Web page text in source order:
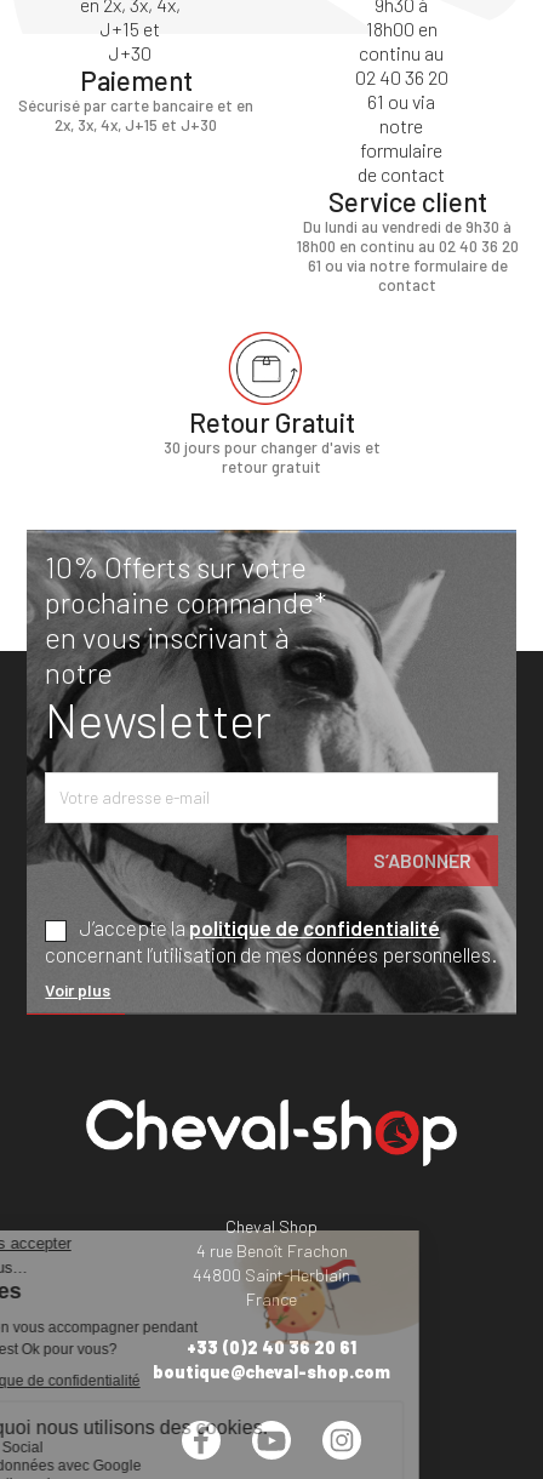
Paiement
Sécurisé par carte bancaire et en
2x, 3x, 4x, J+15 et J+30
Service client
Du lundi au vendredi de 9h30 à
18h00 en continu au 02 40 36 20
61 ou via notre formulaire de
contact
Retour Gratuit
30 jours pour changer d'avis et
retour gratuit
10% Offerts sur votre
prochaine commande*
en vous inscrivant à
notre
Newsletter
J’accepte lapolitique de confidentialité
concernant l’utilisation de mes données personnelles.
Voir plus
Cheval Shop
4 rue Benoît Frachon
44800 Saint-Herblain
France
+33 (0)2 40 36 20 61
boutique@cheval-shop.com
Facebook YouTube